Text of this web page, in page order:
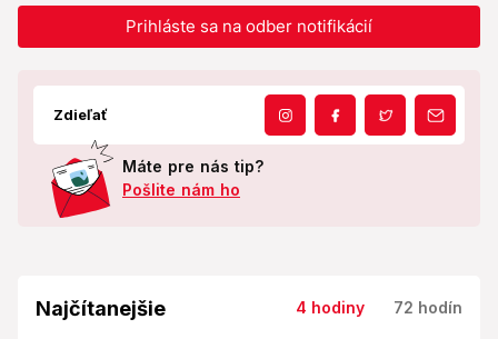
Prihláste sa na odber notifikácií
Zdieľať
Máte pre nás tip?
Pošlite nám ho
Najčítanejšie 4 hodiny 72 hodín